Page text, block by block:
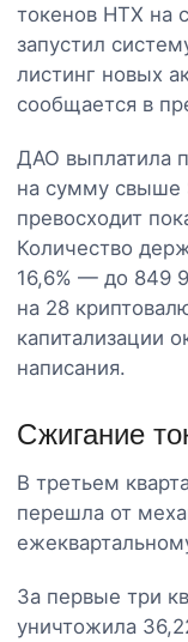
токенов HTX на
запустил
листинг новых
сообщается в
ДАО выплатила
на сумму свыше
превосходит
Количество
16,6% — до 849
на 28
капитализации
написания.
Сжигание
В третьем
перешла от
За первые три
уничтожила